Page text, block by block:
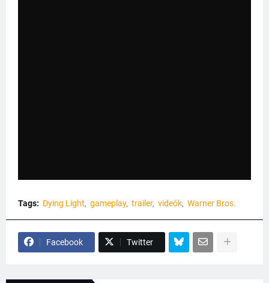
Tags: Dying Light gameplay trailer videók Warner Bros.
Facebook Twitter